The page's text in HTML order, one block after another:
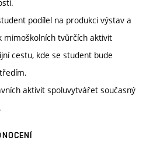
podílel na produkci výstav a
mimoškolních tvůrčích aktivit
cestu, kde se student bude
aktivit spoluvytvářet současný